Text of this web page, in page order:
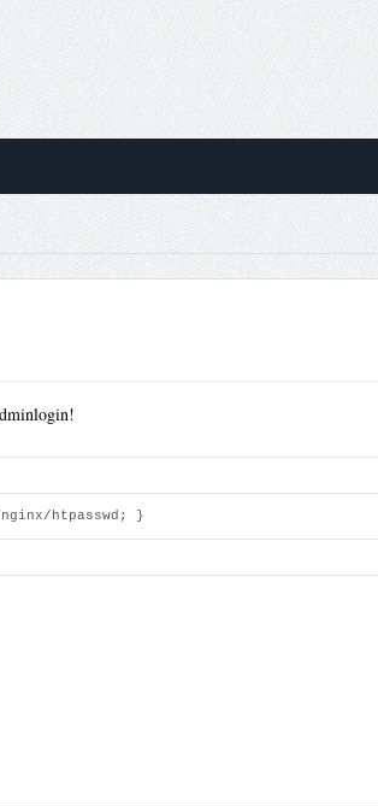
htpasswd; }